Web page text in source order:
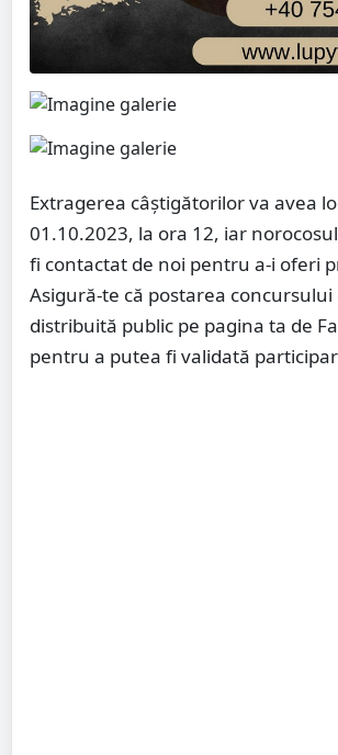
Extragerea câștigătorilor va avea
01.10.2023, la ora 12, iar
fi contactat de noi pentru a-i oferi
Asigură-te că postarea concursului
distribuită public pe pagina ta de
pentru a putea fi validată